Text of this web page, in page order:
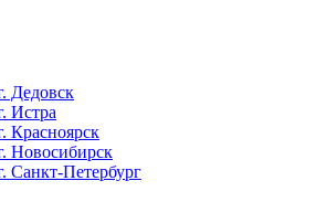
Дедовск
Истра
Красноярск
Новосибирск
Санкт-Петербург